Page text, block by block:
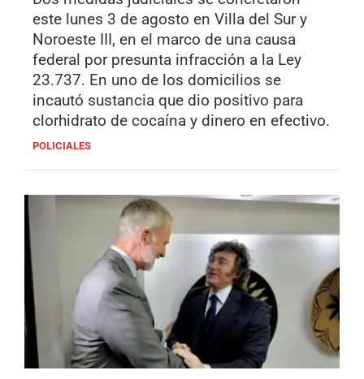
este lunes 3 de agosto en Villa del Sur y
Noroeste III, en el marco de una causa
federal por presunta infracción a la Ley
23.737. En uno de los domicilios se
incautó sustancia que dio positivo para
clorhidrato de cocaína y dinero en efectivo.
POLICIALES